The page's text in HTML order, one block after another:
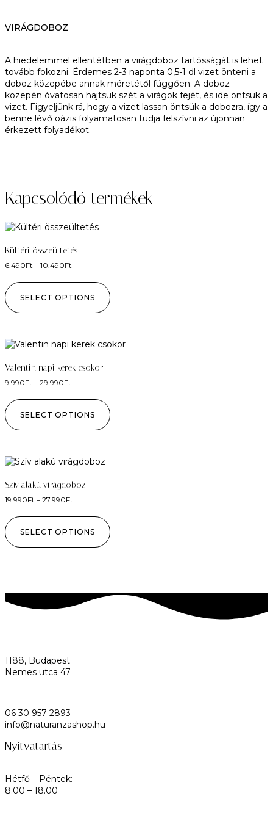
VIRÁGDOBOZ
A hiedelemmel ellentétben a virágdoboz tartósságát is lehet
tovább fokozni. Érdemes 2-3 naponta 0,5-1 dl vizet önteni a
doboz közepébe annak méretétől függően. A doboz
közepén óvatosan hajtsuk szét a virágok fejét, és ide öntsük a
vizet. Figyeljünk rá, hogy a vizet lassan öntsük a dobozra, így a
benne lévő oázis folyamatosan tudja felszívni az újonnan
érkezett folyadékot.
Kapcsolódó termékek
Kültéri összeültetés
6.490Ft – 10.490Ft
SELECT OPTIONS
Valentin napi kerek csokor
9.990Ft – 29.990Ft
SELECT OPTIONS
Szív alakú virágdoboz
19.990Ft – 27.990Ft
SELECT OPTIONS
1188, Budapest
Nemes utca 47
06 30 957 2893
info@naturanzashop.hu
Nyitvatartás
Hétfő – Péntek:
8.00 – 18.00